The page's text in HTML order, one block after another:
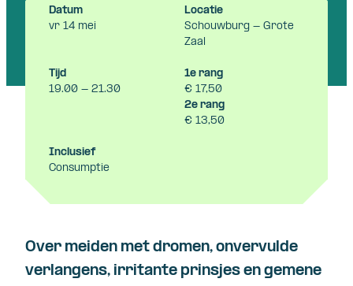
Datum
vr 14 mei
Locatie
Schouwburg - Grote
Zaal
Tijd
19.00 - 21.30
1e rang
€ 17,50
2e rang
€ 13,50
Inclusief
Consumptie
Over meiden met dromen, onvervulde
verlangens, irritante prinsjes en gemene